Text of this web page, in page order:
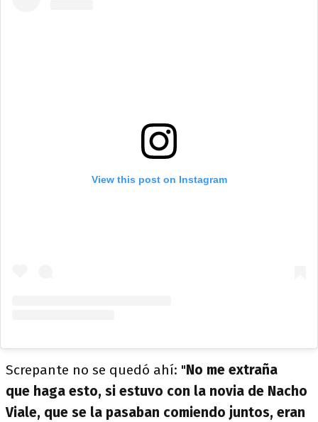
View this post on Instagram
Screpante no se quedó ahí: "No me extraña
que haga esto, si estuvo con la novia de Nacho
Viale, que se la pasaban comiendo juntos, eran